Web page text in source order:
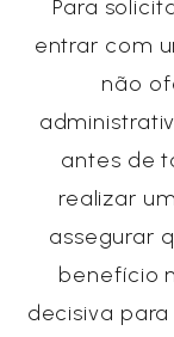
Para
entrar com
não
antes de
realizar
assegurar
benefício
decisiva